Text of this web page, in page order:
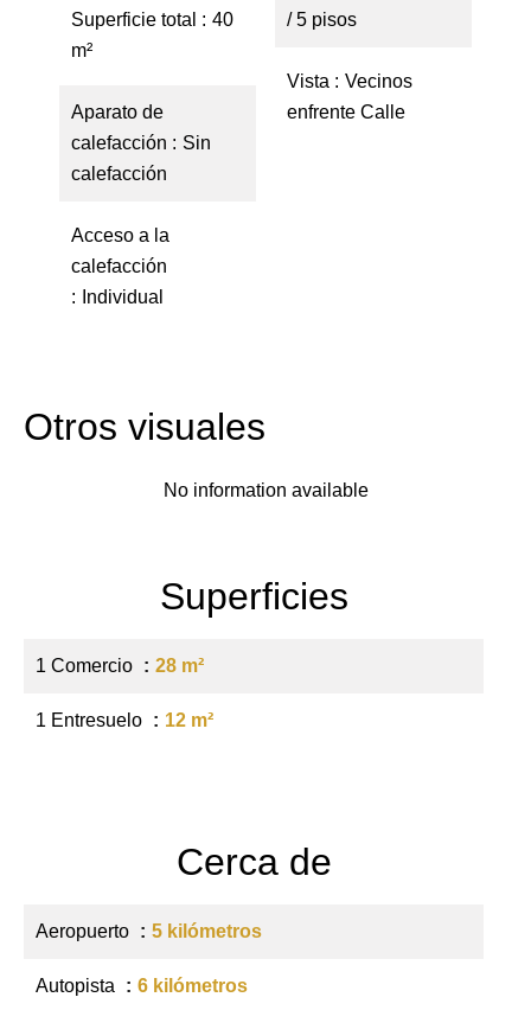
Superficie total
40
m²
Aparato de
calefacción
Sin
calefacción
Acceso a la
calefacción
Individual
/ 5 pisos
Vista
Vecinos
enfrente Calle
Otros visuales
No information available
Superficies
1 Comercio 28 m²
1 Entresuelo 12 m²
Cerca de
Aeropuerto 5 kilómetros
Autopista 6 kilómetros